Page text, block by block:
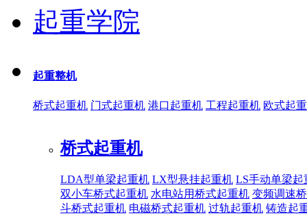
起重学院
起重整机
桥式起重机 门式起重机 港口起重机 工程起重机 欧式起
桥式起重机
LDA型单梁起重机 LX型悬挂起重机 LS手动单梁起
双小车桥式起重机 水电站用桥式起重机 变频调速
斗桥式起重机 电磁桥式起重机 过轨起重机 铸造起